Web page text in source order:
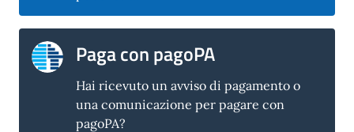
Paga con pagoPA
Hai ricevuto un avviso di pagamento o
una comunicazione per pagare con
pagoPA?